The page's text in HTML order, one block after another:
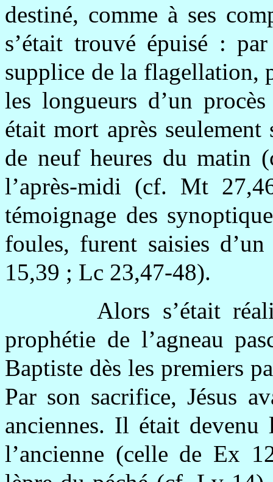
destiné, comme à ses
s’était trouvé épuisé :
supplice de la flagellation,
les longueurs d’un
était mort après
de neuf heures du matin
l’après-midi (cf. Mt
témoignage des
foules, furent saisies
15,39 ; Lc 23,47-48).
Alors s’était
prophétie de l’agneau
Baptiste dès les premiers
Par son sacrifice, Jésus
anciennes. Il était
l’ancienne (celle de Ex